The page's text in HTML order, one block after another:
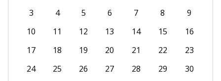
3
4 5 6 7 8
9
10
11 12 13 14 15
16
17
18 19 20 21 22
23
24
25 26 27 28 29
30